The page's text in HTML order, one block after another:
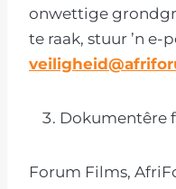
onwettige
te raak, stuur ’n e-
Dokumentêre
Forum Films,